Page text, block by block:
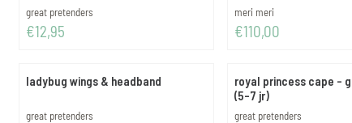
Merk:
great pretenders
Prijs: 12,95
€12,95
Merk:
meri meri
Prijs: 110,00
€110,00
ladybug wings & headband
Merk:
great pretenders
royal princess cape -
(5-7 jr)
Merk:
great pretenders